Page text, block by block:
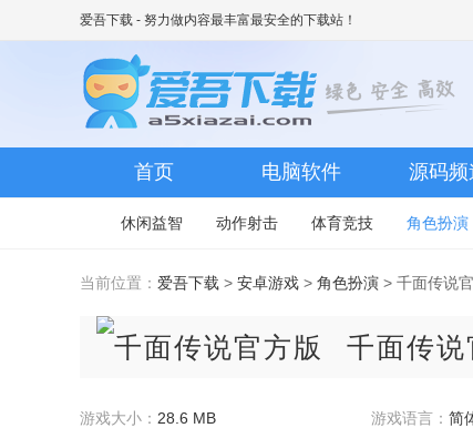
爱吾下载 - 努力做内容最丰富最安全的下载站！
首页 电脑软件 源码频
休闲益智 动作射击 体育竞技 角色扮演
当前位置： 爱吾下载 > 安卓游戏 > 角色扮演 > 千面传说
千面传说
游戏大小： 28.6 MB 游戏语言： 简